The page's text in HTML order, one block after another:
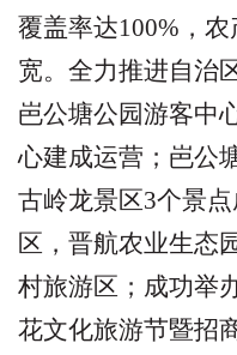
覆盖率达100% ，
宽。全力推进自治
岜公塘公园游客中
心建成运营；岜公
古岭龙景区3个景
区，晋航农业生态
村旅游区；成功举
花文化旅游节暨招